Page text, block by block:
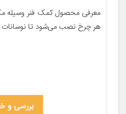
معرفی محصول کمک فنر وسیله
هر چرخ نصب می‌شود تا نوسانات
بررسی و